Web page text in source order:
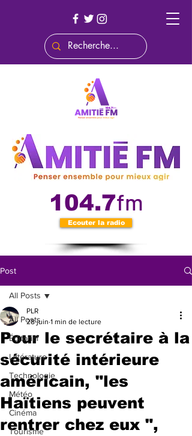
104.7fm
Ecouter la radio
Post
All Posts
Éditorial
Littérature
Technologie
Météo
Cinéma
Tourisme
All Posts
Pour le secrétaire à la
sécurité intérieure
américain, "les
Haïtiens peuvent
rentrer chez eux ",
PLR
28 juin 1 min de lecture